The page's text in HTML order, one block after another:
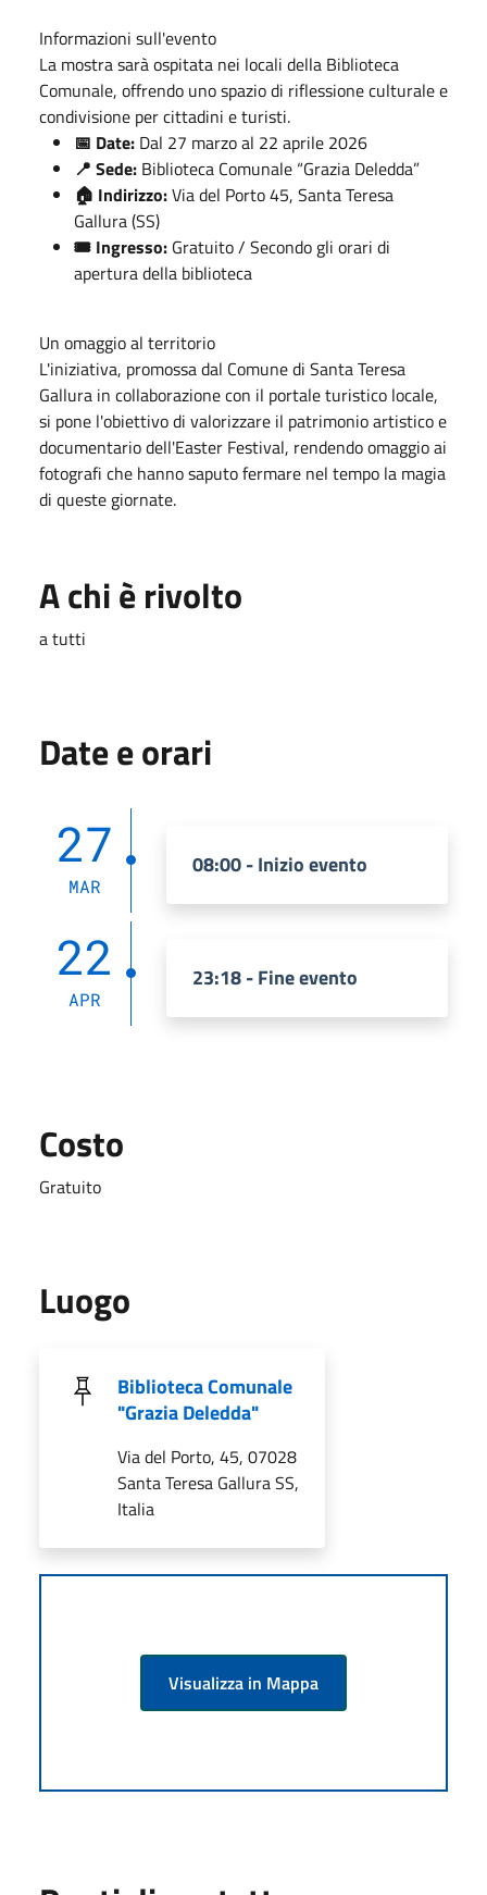
Informazioni sull'evento
La mostra sarà ospitata nei locali della Biblioteca
Comunale, offrendo uno spazio di riflessione culturale e
condivisione per cittadini e turisti.
📅 Date: Dal 27 marzo al 22 aprile 2026
📍 Sede: Biblioteca Comunale “Grazia Deledda”
🏠 Indirizzo:Via del Porto 45, Santa Teresa
Gallura (SS)
🎟️ Ingresso: Gratuito / Secondo gli orari di
apertura della biblioteca
Un omaggio al territorio
L'iniziativa, promossa dal Comune di Santa Teresa
Gallura in collaborazione con il portale turistico locale,
si pone l'obiettivo di valorizzare il patrimonio artistico e
documentario dell'Easter Festival, rendendo omaggio ai
fotografi che hanno saputo fermare nel tempo la magia
di queste giornate.
A chi è rivolto
a tutti
Date e orari
27
MAR
08:00 - Inizio evento
22
APR
23:18 - Fine evento
Costo
Gratuito
Luogo
Biblioteca Comunale
"Grazia Deledda"
Via del Porto, 45, 07028
Santa Teresa Gallura SS,
Italia
Visualizza in Mappa